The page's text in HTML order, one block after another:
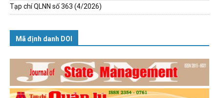
Tạp chí QLNN số 363 (4/2026)
Mã định danh DOI